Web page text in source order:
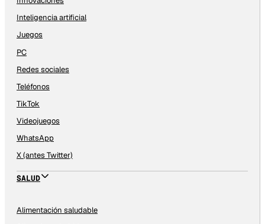
Inteligencia artificial
Juegos
PC
Redes sociales
Teléfonos
TikTok
Videojuegos
WhatsApp
X (antes Twitter)
SALUD
Alimentación saludable